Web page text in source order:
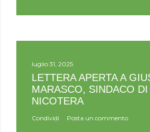
luglio 31, 2025
LETTERA APERTA A
MARASCO, SINDACO DI
NICOTERA
Condividi Posta un commento